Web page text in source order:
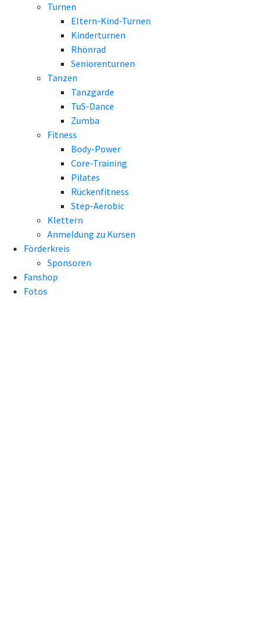
Turnen
Eltern-Kind-Turnen
Kinderturnen
Rhönrad
Seniorenturnen
Tanzen
Tanzgarde
TuS-Dance
Zumba
Fitness
Body-Power
Core-Training
Pilates
Rückenfitness
Step-Aerobic
Klettern
Anmeldung zu Kursen
Förderkreis
Sponsoren
Fanshop
Fotos